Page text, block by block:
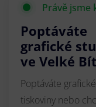
Právě jsme
Poptáváte
grafické
ve Velké
Poptáváte
tiskoviny nebo